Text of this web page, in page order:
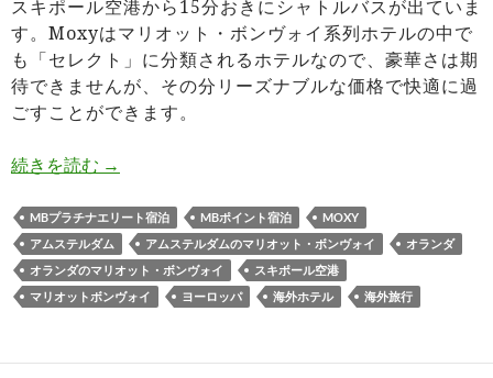
スキポール空港から15分おきにシャトルバスが出ていま
す。Moxyはマリオット・ボンヴォイ系列ホテルの中で
も「セレクト」に分類されるホテルなので、豪華さは期
待できませんが、その分リーズナブルな価格で快適に過
ごすことができます。
続きを読む Moxyアムステルダム・スキポール空港宿泊記
→
MBプラチナエリート宿泊 MBポイント宿泊
MOXY
アムステルダム
アムステルダムのマリオット・ボンヴォイ
オランダ
オランダのマリオット・ボンヴォイ
スキポール空港
マリオットボンヴォイ
ヨーロッパ 海外ホテル 海外旅行